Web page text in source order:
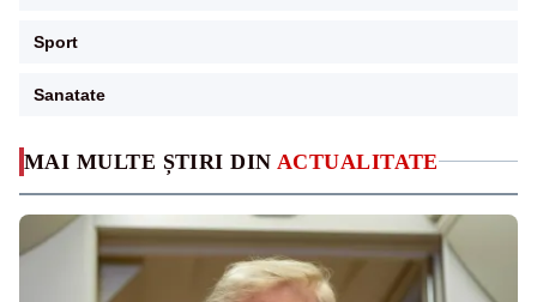
MAI MULTE ȘTIRI DIN ACTUALITATE
Sport
Sanatate